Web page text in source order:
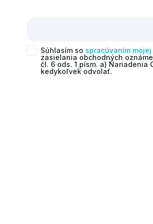
Súhlasím so spracúvaním
zasielania obchodných
čl. 6 ods. 1 písm. a) Nariadenia
kedykoľvek odvolať.